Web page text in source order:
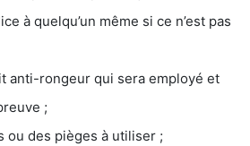
à quelqu’un même si ce n’est pas
anti-rongeur qui sera employé et
;
ou des pièges à utiliser ;